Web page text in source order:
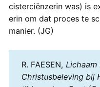
cisterciënzerin was) is
erin om dat proces te
manier. (JG)
R. FAESEN, Lichaam
Christusbeleving bij